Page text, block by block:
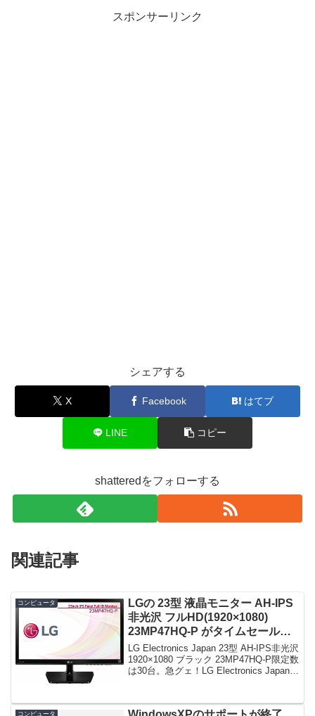
スポンサーリンク
シェアする
X Facebook はてブ
LINE コピー
shatteredをフォローする
関連記事
コンピュータ
LGの 23型 液晶モニター AH-IPS
非光沢 フルHD(1920×1080)
23MP47HQ-P がタイムセールで
13,480円！
LG Electronics Japan 23型 AH-IPS非光沢
1920×1080 ブラック 23MP47HQ-P限定数
は30台。急グェ！LG Electronics Japan
コンピュータ